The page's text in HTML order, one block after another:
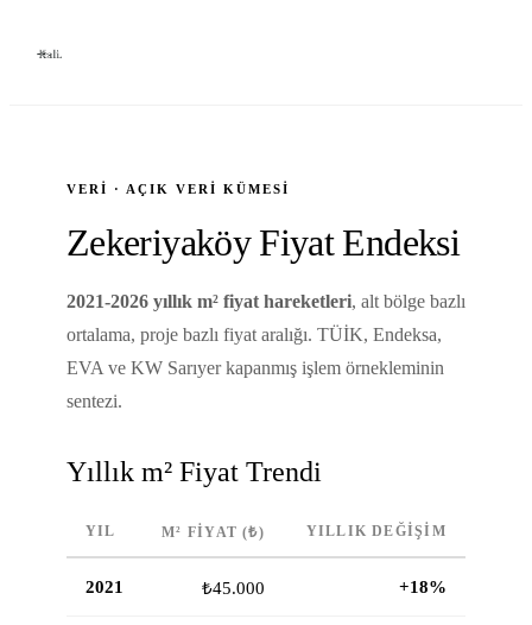
VERI · AÇIK VERI KÜMESI
Zekeriyaköy Fiyat Endeksi
2021-2026 yıllık m² fiyat hareketleri, alt bölge bazlı
ortalama, proje bazlı fiyat aralığı. TÜİK, Endeksa,
EVA ve KW Sarıyer kapanmış işlem örnekleminin
sentezi.
Yıllık m² Fiyat Trendi
YIL M² FIYAT (₺) YILLIK DEĞIŞIM
2021 ₺45.000 +18%